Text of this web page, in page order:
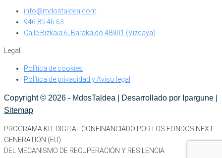
info@mdostaldea.com
946 85 46 63
Calle Bizkaia 6, Barakaldo 48901 (Vizcaya)
Legal
Política de cookies
Política de privacidad y Aviso legal
Copyright © 2026 - MdosTaldea | Desarrollado por Ipargune |
Sitemap
PROGRAMA KIT DIGITAL CONFINANCIADO POR LOS FONDOS NEXT
GENERATION (EU)
DEL MECANISMO DE RECUPERACIÓN Y RESILENCIA